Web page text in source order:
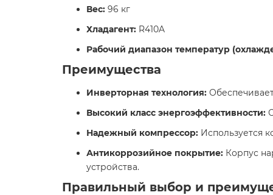
Вес: 96 кг​
Хладагент: R410A​
Рабочий диапазон температур
Преимущества
Инверторная технология:
Высокий класс энергоэффективности:
Надежный компрессор: Используется
Антикоррозийное покрытие: Корпус
устройства. ​
Правильный выбор и